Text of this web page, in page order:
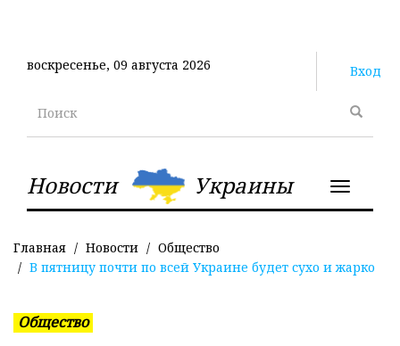
содержанию
воскресенье, 09 августа 2026 Вход
Поиск
Новости Украины
Toggle
Главная Новости
Общество
В пятницу почти по всей Украине будет сухо и жарко
Общество